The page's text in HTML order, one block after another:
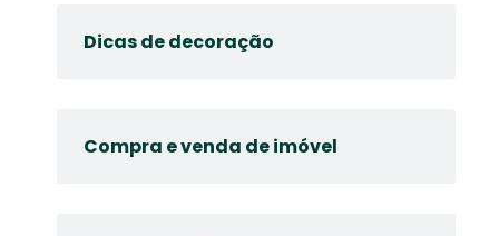
Dicas de decoração
Compra e venda de imóvel